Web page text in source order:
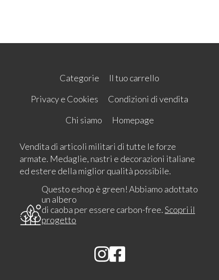
Categorie
Il tuo carrello
Privacy e Cookies
Condizioni di vendita
Chi siamo
Homepage
Vendita di articoli militari di tutte le forze
armate. Medaglie, nastri e decorazioni italiane
ed estere della miglior qualità possibile.
Questo eshop è green! Abbiamo adottato
un albero
di caoba per essere carbon-free.Scopri il
progetto